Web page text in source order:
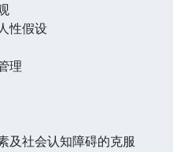
性假设
理
及社会认知障碍的克服